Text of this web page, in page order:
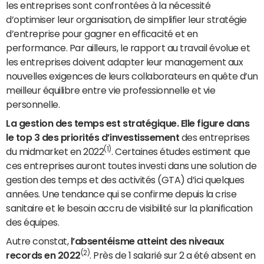
les entreprises sont confrontées à la nécessité
d’optimiser leur organisation, de simplifier leur stratégie
d’entreprise pour gagner en efficacité et en
performance. Par ailleurs, le rapport au travail évolue et
les entreprises doivent adapter leur management aux
nouvelles exigences de leurs collaborateurs en quête d’un
meilleur équilibre entre vie professionnelle et vie
personnelle.
La gestion des temps est stratégique. Elle figure dans
le top 3 des priorités d’investissement des entreprises
du midmarket en 2022(1) . Certaines études estiment que
ces entreprises auront toutes investi dans une solution de
gestion des temps et des activités (GTA) d’ici quelques
années. Une tendance qui se confirme depuis la crise
sanitaire et le besoin accru de visibilité sur la planification
des équipes.
Autre constat, l’absentéisme atteint des niveaux
records en 2022(2) . Près de 1 salarié sur 2 a été absent en